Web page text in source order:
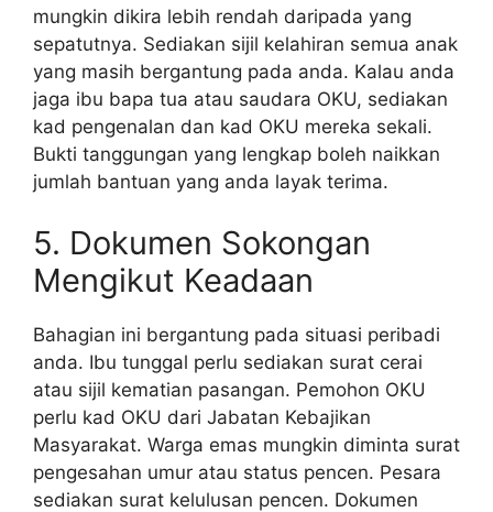
mungkin dikira lebih rendah daripada yang
sepatutnya. Sediakan sijil kelahiran semua anak
yang masih bergantung pada anda. Kalau anda
jaga ibu bapa tua atau saudara OKU, sediakan
kad pengenalan dan kad OKU mereka sekali.
Bukti tanggungan yang lengkap boleh naikkan
jumlah bantuan yang anda layak terima.
5. Dokumen Sokongan
Mengikut Keadaan
Bahagian ini bergantung pada situasi peribadi
anda. Ibu tunggal perlu sediakan surat cerai
atau sijil kematian pasangan. Pemohon OKU
perlu kad OKU dari Jabatan Kebajikan
Masyarakat. Warga emas mungkin diminta surat
pengesahan umur atau status pencen. Pesara
sediakan surat kelulusan pencen. Dokumen